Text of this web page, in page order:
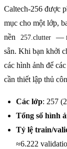
Caltech-256 được
mục cho một lớp,
nền
257.clutter
—
sẵn. Khi bạn khởi
các hình ảnh để
cần thiết lập thủ
Các lớp: 257
Tổng số hình
Tỷ lệ train/
≈6.222